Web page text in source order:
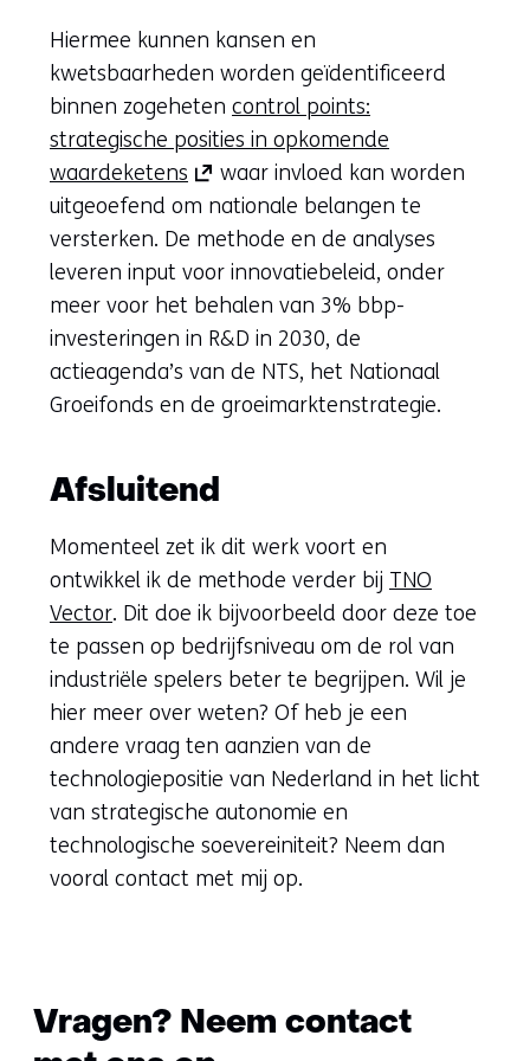
Hiermee kunnen kansen en
kwetsbaarheden worden geïdentificeerd
binnen zogeheten control points:
strategische posities in opkomende
waardeketens (opent
in
nieuw
venster)
(verwijst
naar
een
andere
waar invloed kan worden
uitgeoefend om nationale belangen te
versterken. De methode en de analyses
leveren input voor innovatiebeleid, onder
meer voor het behalen van 3% bbp-
investeringen in R&D in 2030, de
actieagenda’s van de NTS, het Nationaal
Groeifonds en de groeimarktenstrategie.
Afsluitend
Momenteel zet ik dit werk voort en
ontwikkel ik de methode verder bij TNO
Vector. Dit doe ik bijvoorbeeld door deze toe
te passen op bedrijfsniveau om de rol van
industriële spelers beter te begrijpen. Wil je
hier meer over weten? Of heb je een
andere vraag ten aanzien van de
technologiepositie van Nederland in het licht
van strategische autonomie en
technologische soevereiniteit? Neem dan
vooral contact met mij op.
Vragen? Neem contact